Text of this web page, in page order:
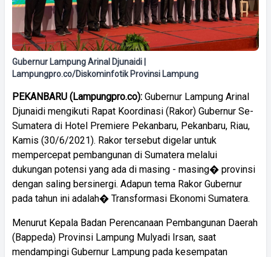
Gubernur Lampung Arinal Djunaidi |
Lampungpro.co/Diskominfotik Provinsi Lampung
PEKANBARU (Lampungpro.co): Gubernur Lampung Arinal
Djunaidi mengikuti Rapat Koordinasi (Rakor) Gubernur Se-
Sumatera di Hotel Premiere Pekanbaru, Pekanbaru, Riau,
Kamis (30/6/2021). Rakor tersebut digelar untuk
mempercepat pembangunan di Sumatera melalui
dukungan potensi yang ada di masing - masing� provinsi
dengan saling bersinergi. Adapun tema Rakor Gubernur
pada tahun ini adalah� Transformasi Ekonomi Sumatera.
Menurut Kepala Badan Perencanaan Pembangunan Daerah
(Bappeda) Provinsi Lampung Mulyadi Irsan, saat
mendampingi Gubernur Lampung pada kesempatan